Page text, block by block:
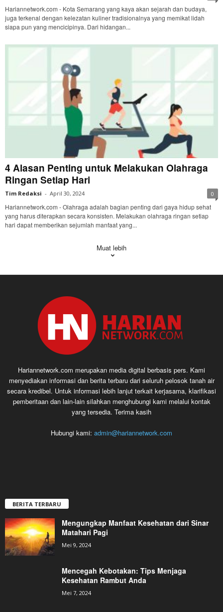
Hariannetwork.com - Kota Semarang yang kaya akan sejarah dan budaya,
juga terkenal dengan kelezatan kuliner tradisionalnya yang memikat lidah
siapa pun yang mencicipinya. Dari hidangan...
4 Alasan Penting untuk Melakukan Olahraga
Ringan Setiap Hari
Tim Redaksi - April 30, 2024 0
Hariannetwork.com - Olahraga adalah bagian penting dari gaya hidup sehat
yang harus diterapkan secara konsisten. Melakukan olahraga ringan setiap
hari dapat memberikan sejumlah manfaat yang...
Muat lebih
Hariannetwork.com merupakan media digital berbasis pers. Kami
menyediakan informasi dan berita terbaru dari seluruh pelosok tanah air
secara kredibel. Untuk informasi lebih lanjut terkait kerjasama, klarifikasi
pemberitaan dan lain-lain silahkan menghubungi kami melalui kontak
yang tersedia. Terima kasih
Hubungi kami: admin@hariannetwork.com
BERITA TERBARU
Mengungkap Manfaat Kesehatan dari Sinar
Matahari Pagi
Mei 9, 2024
Mencegah Kebotakan: Tips Menjaga
Kesehatan Rambut Anda
Mei 7, 2024